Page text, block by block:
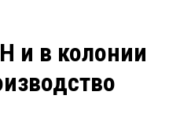
Рейтинги
Блоги
и в колонии